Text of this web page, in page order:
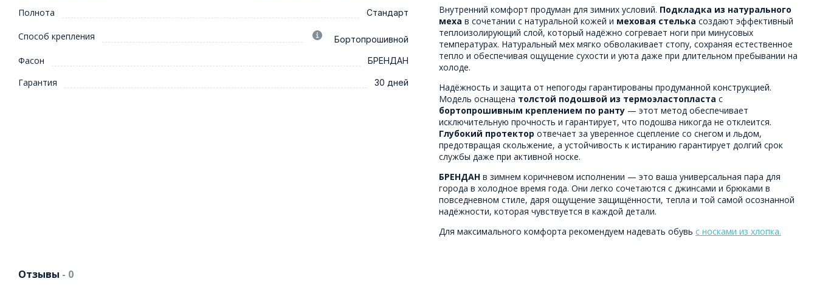
Полнота Стандарт
Способ крепления Бортопрошивной
Фасон БРЕНДАН
Гарантия 30 дней
Внутренний комфорт продуман для зимних условий. Подкладка из натурального
меха в сочетании с натуральной кожей и меховая стелька создают эффективный
теплоизолирующий слой, который надёжно согревает ноги при минусовых
температурах. Натуральный мех мягко обволакивает стопу, сохраняя естественное
тепло и обеспечивая ощущение сухости и уюта даже при длительном пребывании на
холоде.
Надёжность и защита от непогоды гарантированы продуманной конструкцией.
Модель оснащена толстой подошвой из термоэластопласта с
бортопрошивным креплением по ранту — этот метод обеспечивает
исключительную прочность и гарантирует, что подошва никогда не отклеится.
Глубокий протектор отвечает за уверенное сцепление со снегом и льдом,
предотвращая скольжение, а устойчивость к истиранию гарантирует долгий срок
службы даже при активной носке.
БРЕНДАН в зимнем коричневом исполнении — это ваша универсальная пара для
города в холодное время года. Они легко сочетаются с джинсами и брюками в
повседневном стиле, даря ощущение защищённости, тепла и той самой осознанной
надёжности, которая чувствуется в каждой детали.
Для максимального комфорта рекомендуем надевать обувь с носками из хлопка.
Отзывы - 0